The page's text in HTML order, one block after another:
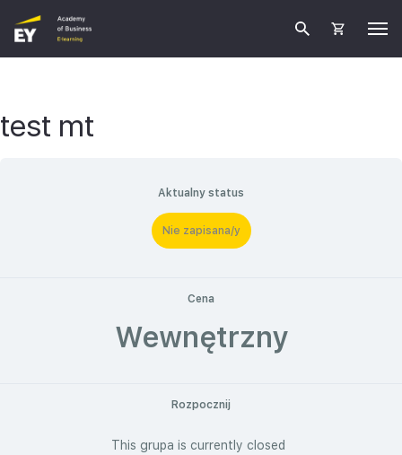
test mt
Aktualny status
Nie zapisana/y
Cena
Wewnętrzny
Rozpocznij
This grupa is currently closed